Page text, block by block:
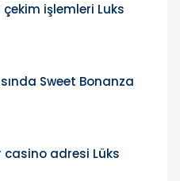
çekim işlemleri Luks
Sweet Bonanza
casino adresi Lüks